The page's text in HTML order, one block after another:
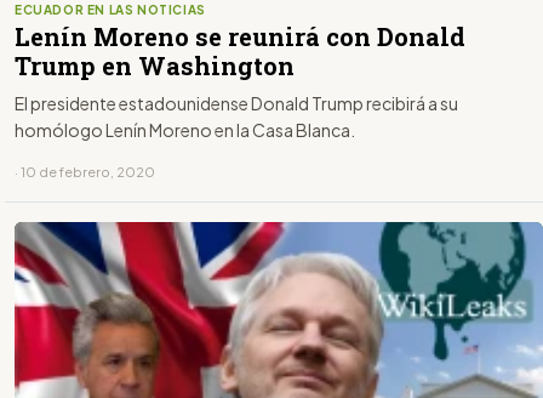
ECUADOR EN LAS NOTICIAS
Lenín Moreno se reunirá con Donald
Trump en Washington
El presidente estadounidense Donald Trump recibirá a su
homólogo Lenín Moreno en la Casa Blanca.
· 10 de febrero, 2020